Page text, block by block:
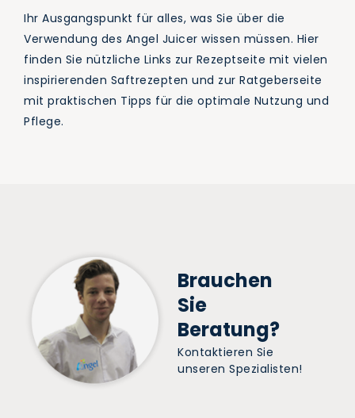
Ihr Ausgangspunkt für alles, was Sie über die
Verwendung des Angel Juicer wissen müssen. Hier
finden Sie nützliche Links zur Rezeptseite mit vielen
inspirierenden Saftrezepten und zur Ratgeberseite
mit praktischen Tipps für die optimale Nutzung und
Pflege.
Brauchen
Sie
Beratung?
Kontaktieren Sie
unseren Spezialisten!